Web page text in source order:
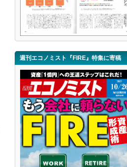
週刊エコノミスト『FIRE』特集に寄稿